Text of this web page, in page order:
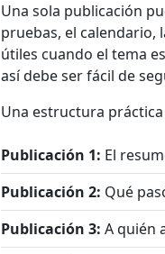
Una sola publicación
pruebas, el calendario,
útiles cuando el tema
así debe ser fácil de
Una estructura
Publicación 1: El
Publicación 2: Qué
Publicación 3: A quién